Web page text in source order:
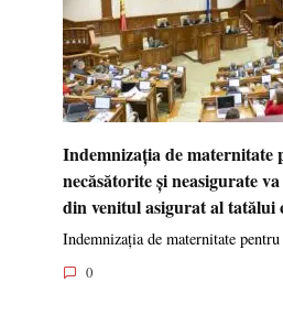
Indemnizația de maternitate
necăsătorite și neasigurate
din venitul asigurat al tatălui
Indemnizația de maternitate
0